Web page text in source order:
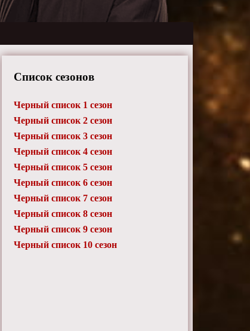
Список сезонов
Черный список 1 сезон
Черный список 2 сезон
Черный список 3 сезон
Черный список 4 сезон
Черный список 5 сезон
Черный список 6 сезон
Черный список 7 сезон
Черный список 8 сезон
Черный список 9 сезон
Черный список 10 сезон